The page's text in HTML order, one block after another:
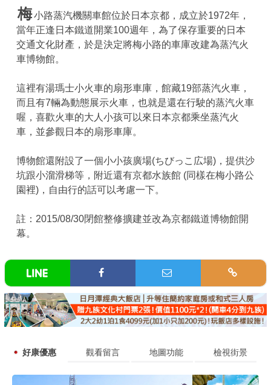
梅小路蒸汽機關車館位於日本京都，成立於1972年，
當年正逢日本鐵道開業100週年，為了保存重要的日本
交通文化財產，於是決定將梅小路的車庫改建為蒸汽火
車博物館。
這裡有湯瑪士小火車的扇形車庫，館藏19部蒸汽火車，
而且有7輛為動態展示火車，也就是還在行駛的蒸汽火車
喔，喜歡火車的大人小孩可以來日本京都乘坐蒸汽火
車，並參觀日本的扇形車庫。
博物館還附設了一個小小孩廣場(ちびっこ広場)，提供沙
坑跟小溜滑梯等，附近還有京都水族館 (同樣在梅小路公
園裡)，自由行的話可以考慮一下。
註：2015/08/30閉館整修擴建並改為京都鐵道博物館開
幕。
好康優惠 觀看留言 地圖功能 檢視街景